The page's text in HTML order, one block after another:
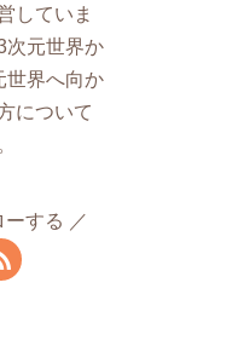
していま
次元世界か
世界へ向か
について
ーする